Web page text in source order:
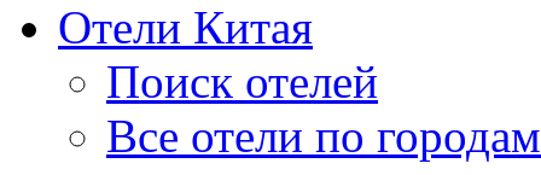
Отели Китая
Поиск отелей
Все отели по городам